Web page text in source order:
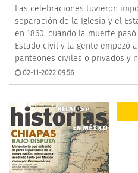
Las celebraciones tuvieron
separación de la Iglesia y el
en 1860, cuando la muerte
Estado civil y la gente empezó
panteones civiles o privados y
02-11-2022 09:56